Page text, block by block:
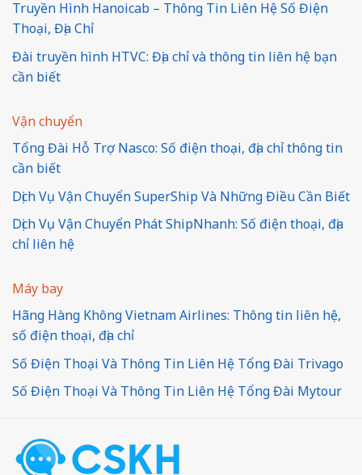
Truyền Hình Hanoicab – Thông Tin Liên Hệ Số Điện
Thoại, Địa Chỉ
Đài truyền hình HTVC: Địa chỉ và thông tin liên hệ bạn
cần biết
Vận chuyển
Tổng Đài Hỗ Trợ Nasco: Số điện thoại, địa chỉ thông tin
cần biết
Dịch Vụ Vận Chuyển SuperShip Và Những Điều Cần Biết
Dịch Vụ Vận Chuyển Phát ShipNhanh: Số điện thoại, địa
chỉ liên hệ
Máy bay
Hãng Hàng Không Vietnam Airlines: Thông tin liên hệ,
số điện thoại, địa chỉ
Số Điện Thoại Và Thông Tin Liên Hệ Tổng Đài Trivago
Số Điện Thoại Và Thông Tin Liên Hệ Tổng Đài Mytour